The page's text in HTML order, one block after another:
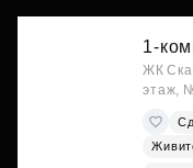
1-
ЖК
этаж,